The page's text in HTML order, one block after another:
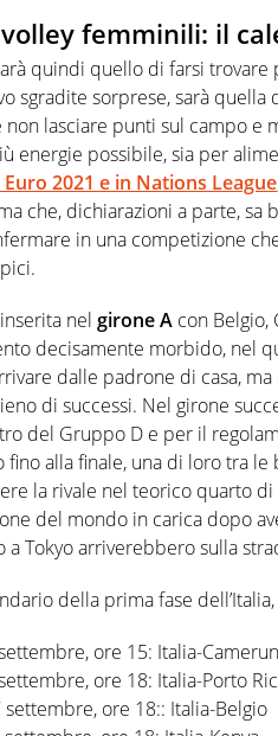
femminili: il
quindi quello di farsi
sgradite sorprese, sarà
lasciare punti sul campo e
energie possibile, sia per
2021 e in Nations League
che, dichiarazioni a parte, sa
in una competizione
nel girone A con Belgio,
decisamente morbido, nel
dalle padrone di casa,
di successi. Nel girone
del Gruppo D e per il
fino alla finale, una di loro tra
la rivale nel teorico quarto
del mondo in carica dopo
a Tokyo arriverebbero sulla
della prima fase
ore 15: Italia-Camerun
ore 18: Italia-Porto
ore 18:: Italia-Belgio